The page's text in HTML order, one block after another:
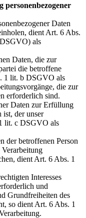
personenbezogener
Daten
dient Art. 6 Abs.
als
Daten, die zur
die betroffene
1 lit. b DSGVO als
die zur
erforderlich sind.
Daten zur Erfüllung
der unser
lit. c DSGVO als
der betroffenen Person
Verarbeitung
dient Art. 6 Abs. 1
Interesses
und
Grundfreiheiten des
so dient Art. 6 Abs. 1